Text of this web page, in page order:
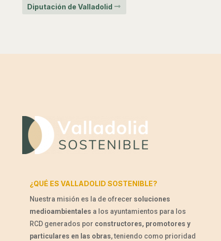
Diputación de Valladolid
¿QUÉ ES VALLADOLID SOSTENIBLE?
Nuestra misión es la de ofrecer soluciones
medioambientales a los ayuntamientos para los
RCD generados por constructores, promotores y
particulares en las obras, teniendo como prioridad